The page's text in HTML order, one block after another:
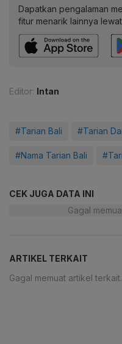
Dapatkan pengalaman
fitur menarik lainnya
Editor: Intan
#Tarian Bali #Tarian
#Nama Tarian Bali
CEK JUGA DATA INI
Gagal
ARTIKEL TERKAIT
Gagal memuat artikel terkait.